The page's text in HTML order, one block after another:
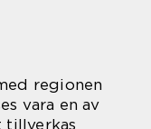
regionen
vara en av
tillverkas